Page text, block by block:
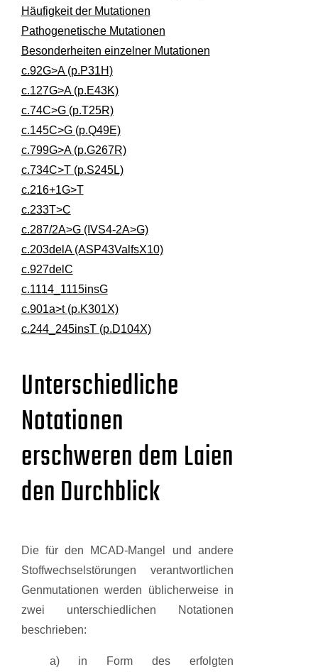
Häufigkeit der Mutationen
Pathogenetische Mutationen
Besonderheiten einzelner Mutationen
c.92G>A (p.P31H)
c.127G>A (p.E43K)
c.74C>G (p.T25R)
c.145C>G (p.Q49E)
c.799G>A (p.G267R)
c.734C>T (p.S245L)
c.216+1G>T
c.233T>C
c.287/2A>G (IVS4-2A>G)
c.203delA (ASP43ValfsX10)
c.927delC
c.1114_1115insG
c.901a>t (p.K301X)
c.244_245insT (p.D104X)
Unterschiedliche
Notationen
erschweren dem Laien
den Durchblick
Die für den MCAD-Mangel und andere
Stoffwechselstörungen verantwortlichen
Genmutationen werden üblicherweise in
zwei unterschiedlichen Notationen
beschrieben:
a) in Form des erfolgten